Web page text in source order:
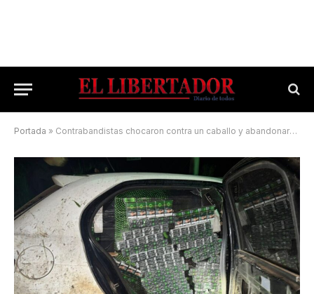
Portada » Contrabandistas chocaron contra un caballo y abandonaron un cargamento millonario